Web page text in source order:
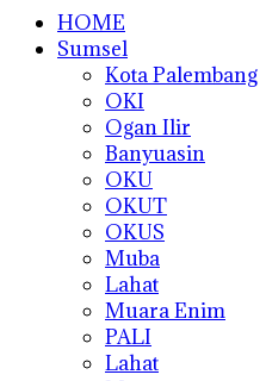
HOME
Sumsel
Kota Palembang
OKI
Ogan Ilir
Banyuasin
OKU
OKUT
OKUS
Muba
Lahat
Muara Enim
PALI
Lahat